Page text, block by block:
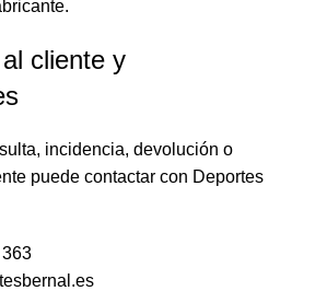
cliente y
incidencia, devolución o
puede contactar con Deportes